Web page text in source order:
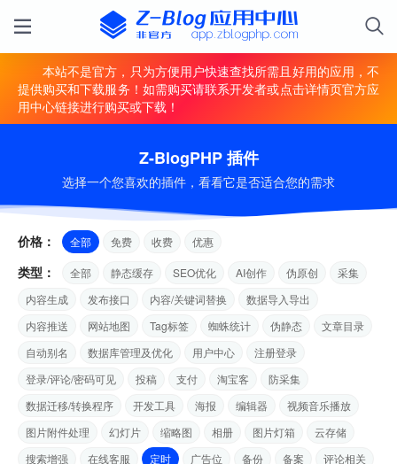
本站不是官方，只为方便用户快速查找所需且好用的应用，不
提供购买和下载服务！如需购买请联系开发者或点击详情页官方应
用中心链接进行购买或下载！
Z-BlogPHP 插件
选择一个您喜欢的插件，看看它是否适合您的需求
价格： 全部 免费 收费 优惠
类型： 全部 静态缓存 SEO优化 AI创作 伪原创
采集
内容生成
发布接口 内容/关键词替换
数据导入导出
内容推送
网站地图 Tag标签 蜘蛛统计 伪静态
文章目录
自动别名
数据库管理及优化 用户中心
注册登录
登录/评论/密码可见
投稿 支付 淘宝客
防采集
数据迁移/转换程序
开发工具 海报 编辑器
视频音乐播放
图片附件处理
幻灯片 缩略图 相册 图片灯箱
云存储
搜索增强
在线客服 定时 广告位 备份 备案
评论相关